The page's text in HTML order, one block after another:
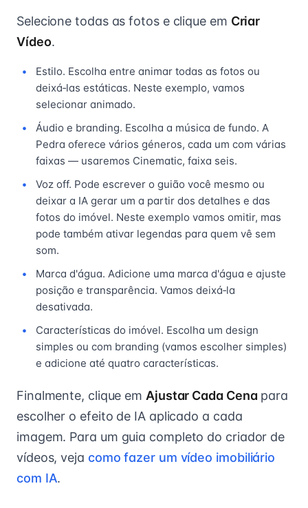
Selecione todas as fotos e clique em Criar
Vídeo.
Estilo. Escolha entre animar todas as fotos ou
deixá‑las estáticas. Neste exemplo, vamos
selecionar animado.
Áudio e branding. Escolha a música de fundo. A
Pedra oferece vários géneros, cada um com várias
faixas — usaremos Cinematic, faixa seis.
Voz off. Pode escrever o guião você mesmo ou
deixar a IA gerar um a partir dos detalhes e das
fotos do imóvel. Neste exemplo vamos omitir, mas
pode também ativar legendas para quem vê sem
som.
Marca d'água. Adicione uma marca d'água e ajuste
posição e transparência. Vamos deixá‑la
desativada.
Características do imóvel. Escolha um design
simples ou com branding (vamos escolher simples)
e adicione até quatro características.
Finalmente, clique em Ajustar Cada Cena para
escolher o efeito de IA aplicado a cada
imagem. Para um guia completo do criador de
vídeos, veja como fazer um vídeo imobiliário
com IA.